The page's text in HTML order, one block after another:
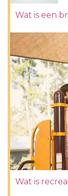
Wat is een
Wat is